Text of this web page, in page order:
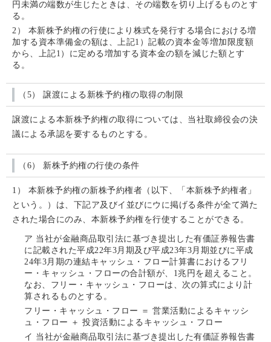
円未満の端数が生じたときは、その端数を切り上げるものとす
る。
2） 本新株予約権の行使により株式を発行する場合における増
加する資本準備金の額は、上記1）記載の資本金等増加限度額
から、上記1）に定める増加する資本金の額を減じた額とす
る。
（5） 譲渡による新株予約権の取得の制限
譲渡による本新株予約権の取得については、当社取締役会の決
議による承認を要するものとする。
（6） 新株予約権の行使の条件
1） 本新株予約権の新株予約権者（以下、「本新株予約権者」
という。）は、下記ア及びイ並びにウに掲げる条件が全て満た
された場合にのみ、本新株予約権を行使することができる。
ア 当社が金融商品取引法に基づき提出した有価証券報告書
に記載された平成22年3月期及び平成23年3月期並びに平成
24年3月期の連結キャッシュ・フロー計算書におけるフリ
ー・キャッシュ・フローの合計額が、1兆円を超えること。
なお、フリー・キャッシュ・フローは、次の算式により計
算されるものとする。
フリー・キャッシュ・フロー ＝ 営業活動によるキャッシ
ュ・フロー ＋ 投資活動によるキャッシュ・フロー
イ 当社が金融商品取引法に基づき提出した有価証券報告書